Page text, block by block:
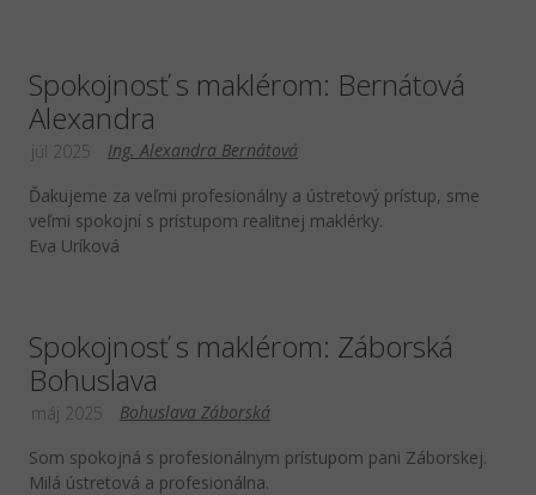
Spokojnosť s maklérom: Bernátová
Alexandra
Ing. Alexandra Bernátová
júl 2025
Ďakujeme za veľmi profesionálny a ústretový prístup, sme
veľmi spokojní s prístupom realitnej maklérky.
Eva Uríková
Spokojnosť s maklérom: Záborská
Bohuslava
Bohuslava Záborská
máj 2025
Som spokojná s profesionálnym prístupom pani Záborskej.
Milá ústretová a profesionálna.